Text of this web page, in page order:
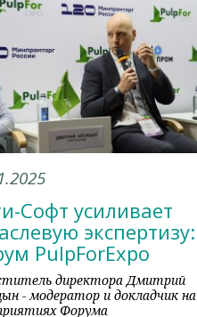
Софт усиливает
экспертизу:
PulpForExpo
директора Дмитрий
- модератор и докладчик на
Форума